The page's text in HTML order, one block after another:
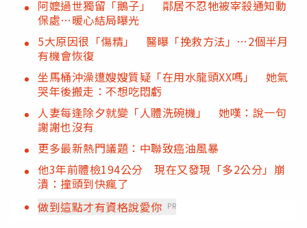
阿嬤過世獨留「鵝子」 鄰居不忍牠被宰殺通知動
保處…暖心結局曝光
5大原因很「傷精」 醫曝「挽救方法」…2個半月
有機會恢復
坐馬桶沖澡遭嫂嫂質疑「在用水龍頭XX嗎」 她氣
哭年後搬走：不想吃悶虧
人妻每逢除夕就變「人體洗碗機」 她嘆：說一句
謝謝也沒有
更多最新熱門議題：中聯致癌油風暴
他3年前體檢194公分 現在又發現「多2公分」崩
潰：撞頭到快瘋了
做到這點才有資格說愛你 PR